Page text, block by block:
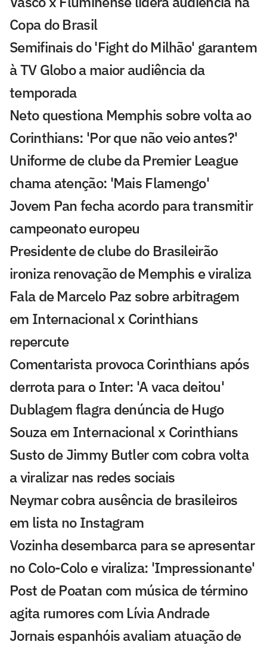
Copa do Brasil
Semifinais do 'Fight do Milhão' garantem
à TV Globo a maior audiência da
temporada
Neto questiona Memphis sobre volta ao
Corinthians: 'Por que não veio antes?'
Uniforme de clube da Premier League
chama atenção: 'Mais Flamengo'
Jovem Pan fecha acordo para transmitir
campeonato europeu
Presidente de clube do Brasileirão
ironiza renovação de Memphis e viraliza
Fala de Marcelo Paz sobre arbitragem
em Internacional x Corinthians
repercute
Comentarista provoca Corinthians após
derrota para o Inter: 'A vaca deitou'
Dublagem flagra denúncia de Hugo
Souza em Internacional x Corinthians
Susto de Jimmy Butler com cobra volta
a viralizar nas redes sociais
Neymar cobra ausência de brasileiros
em lista no Instagram
Vozinha desembarca para se apresentar
no Colo-Colo e viraliza: 'Impressionante'
Post de Poatan com música de término
agita rumores com Lívia Andrade
Jornais espanhóis avaliam atuação de